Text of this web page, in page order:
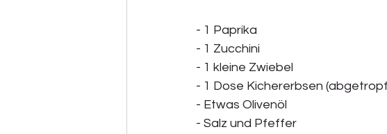
- 1 Paprika
- 1 Zucchini
- 1 kleine Zwiebel
- 1 Dose Kichererbsen
- Etwas Olivenöl
- Salz und Pfeffer